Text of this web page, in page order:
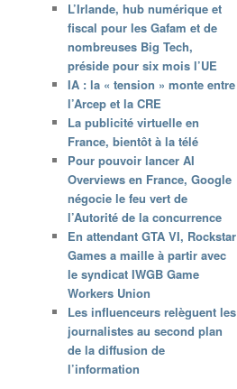
L’Irlande, hub numérique et
fiscal pour les Gafam et de
nombreuses Big Tech,
préside pour six mois l’UE
IA : la « tension » monte entre
l’Arcep et la CRE
La publicité virtuelle en
France, bientôt à la télé
Pour pouvoir lancer AI
Overviews en France, Google
négocie le feu vert de
l’Autorité de la concurrence
En attendant GTA VI, Rockstar
Games a maille à partir avec
le syndicat IWGB Game
Workers Union
Les influenceurs relèguent les
journalistes au second plan
de la diffusion de
l’information